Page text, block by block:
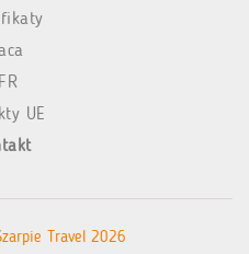
UE
Travel 2026